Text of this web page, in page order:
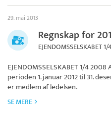
29. mai 2013
Regnskap for
EJENDOMSSELSKABET
EJENDOMSSELSKABET 1/4 2008
perioden 1. januar 2012 til 31.
er medlem af ledelsen.
SE MERE